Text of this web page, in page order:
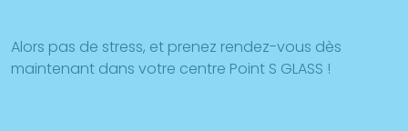
Alors pas de stress, et prenez rendez-vous dès
maintenant dans votre centre Point S GLASS !